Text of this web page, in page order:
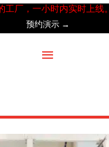
工厂，一小时内实时上线。
预约演示 →